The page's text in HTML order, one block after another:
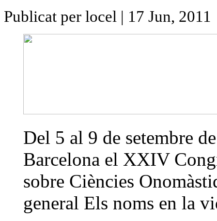
Publicat per locel | 17 Jun, 2011
Del 5 al 9 de setembre
Barcelona el XXIV
sobre Ciències
general Els noms en la